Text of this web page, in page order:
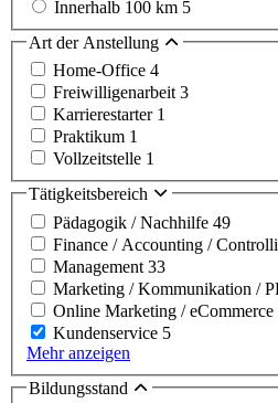
Innerhalb 100 km 5
Art der Anstellung
Home-Office 4
Freiwilligenarbeit 3
Karrierestarter 1
Praktikum 1
Vollzeitstelle 1
Tätigkeitsbereich
Pädagogik / Nachhilfe 49
Finance / Accounting /
Management 33
Marketing / Kommunikation /
Online Marketing / eCommerce
Kundenservice 5
Mehr anzeigen
Bildungsstand